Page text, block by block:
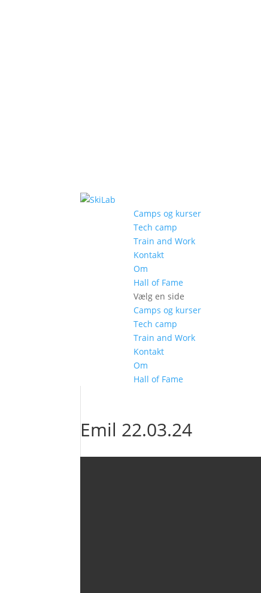
Camps og kurser
Tech camp
Train and Work
Kontakt
Om
Hall of Fame
Vælg en side
Camps og kurser
Tech camp
Train and Work
Kontakt
Om
Hall of Fame
Emil 22.03.24